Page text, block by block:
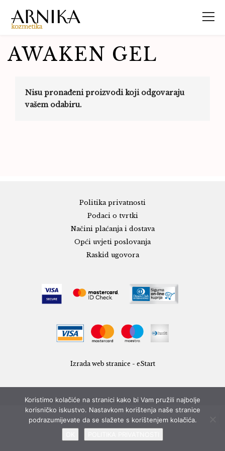
AWAKEN GEL
Nisu pronađeni proizvodi koji odgovaraju
vašem odabiru.
Politika privatnosti
Podaci o tvrtki
Načini plaćanja i dostava
Opći uvjeti poslovanja
Raskid ugovora
Izrada web stranice - eStart
Koristimo kolačiće na stranici kako bi Vam pružili najbolje
korisničko iskustvo. Nastavkom korištenja naše stranice
podrazumijevate da se slažete s korištenjem kolačića.